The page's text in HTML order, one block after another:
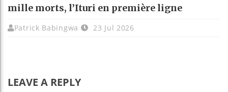
mille morts, l’Ituri en première ligne
Patrick Babingwa 23 Jul 2026
LEAVE A REPLY